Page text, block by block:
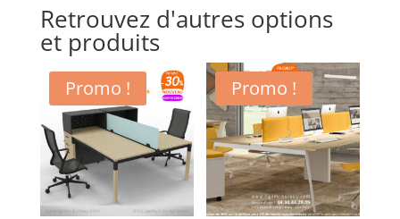
Retrouvez d'autres options
et produits
Promo ! Promo !